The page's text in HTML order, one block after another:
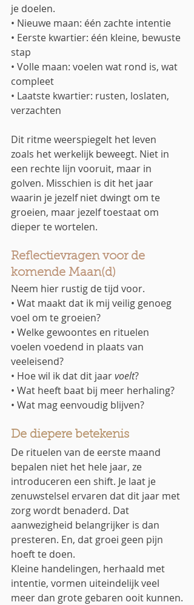
je doelen.
• Nieuwe maan: één zachte intentie
• Eerste kwartier: één kleine, bewuste
stap
• Volle maan: voelen wat rond is, wat
compleet
• Laatste kwartier: rusten, loslaten,
verzachten
Dit ritme weerspiegelt het leven
zoals het werkelijk beweegt. Niet in
een rechte lijn vooruit, maar in
golven. Misschien is dit het jaar
waarin je jezelf niet dwingt om te
groeien, maar jezelf toestaat om
dieper te wortelen.
Reflectievragen voor de
komende Maan(d)
Neem hier rustig de tijd voor.
• Wat maakt dat ik mij veilig genoeg
voel om te groeien?
• Welke gewoontes en rituelen
voelen voedend in plaats van
veeleisend?
• Hoe wil ik dat dit jaar voelt?
• Wat heeft baat bij meer herhaling?
• Wat mag eenvoudig blijven?
De diepere betekenis
De rituelen van de eerste maand
bepalen niet het hele jaar, ze
introduceren een shift. Je laat je
zenuwstelsel ervaren dat dit jaar met
zorg wordt benaderd. Dat
aanwezigheid belangrijker is dan
presteren. En, dat groei geen pijn
hoeft te doen.
Kleine handelingen, herhaald met
intentie, vormen uiteindelijk veel
meer dan grote gebaren ooit kunnen.